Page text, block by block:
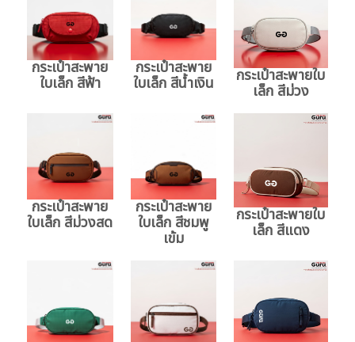
กระเป๋าสะพาย
ใบเล็ก สีฟ้า
กระเป๋าสะพาย
ใบเล็ก สีน้ำเงิน กระเป๋าสะพายใบ
เล็ก สีม่วง
กระเป๋าสะพาย
ใบเล็ก สีม่วงสด
กระเป๋าสะพาย
ใบเล็ก สีชมพู
เข้ม
กระเป๋าสะพายใบ
เล็ก สีแดง